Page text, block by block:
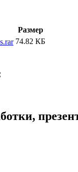
Размер
74.82 КБ